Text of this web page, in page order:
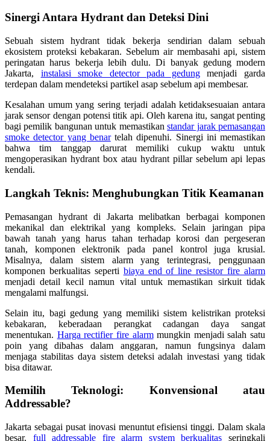
Sinergi Antara Hydrant dan Deteksi Dini
Sebuah sistem hydrant tidak bekerja sendirian dalam sebuah
ekosistem proteksi kebakaran. Sebelum air membasahi api, sistem
peringatan harus bekerja lebih dulu. Di banyak gedung modern
Jakarta, instalasi smoke detector pada gedungmenjadi garda
terdepan dalam mendeteksi partikel asap sebelum api membesar.
Kesalahan umum yang sering terjadi adalah ketidaksesuaian antara
jarak sensor dengan potensi titik api. Oleh karena itu, sangat penting
bagi pemilik bangunan untuk memastikanstandar jarak pemasangan
smoke detector yang benartelah dipenuhi. Sinergi ini memastikan
bahwa tim tanggap darurat memiliki cukup waktu untuk
mengoperasikan hydrant box atau hydrant pillar sebelum api lepas
kendali.
Langkah Teknis: Menghubungkan Titik Keamanan
Pemasangan hydrant di Jakarta melibatkan berbagai komponen
mekanikal dan elektrikal yang kompleks. Selain jaringan pipa
bawah tanah yang harus tahan terhadap korosi dan pergeseran
tanah, komponen elektronik pada panel kontrol juga krusial.
Misalnya, dalam sistem alarm yang terintegrasi, penggunaan
komponen berkualitas seperti biaya end of line resistor fire alarm
menjadi detail kecil namun vital untuk memastikan sirkuit tidak
mengalami malfungsi.
Selain itu, bagi gedung yang memiliki sistem kelistrikan proteksi
kebakaran, keberadaan perangkat cadangan daya sangat
menentukan. Harga rectifier fire alarmmungkin menjadi salah satu
poin yang dibahas dalam anggaran, namun fungsinya dalam
menjaga stabilitas daya sistem deteksi adalah investasi yang tidak
bisa ditawar.
Memilih Teknologi: Konvensional atau
Addressable?
Jakarta sebagai pusat inovasi menuntut efisiensi tinggi. Dalam skala
besar, full addressable fire alarm system berkualitas seringkali